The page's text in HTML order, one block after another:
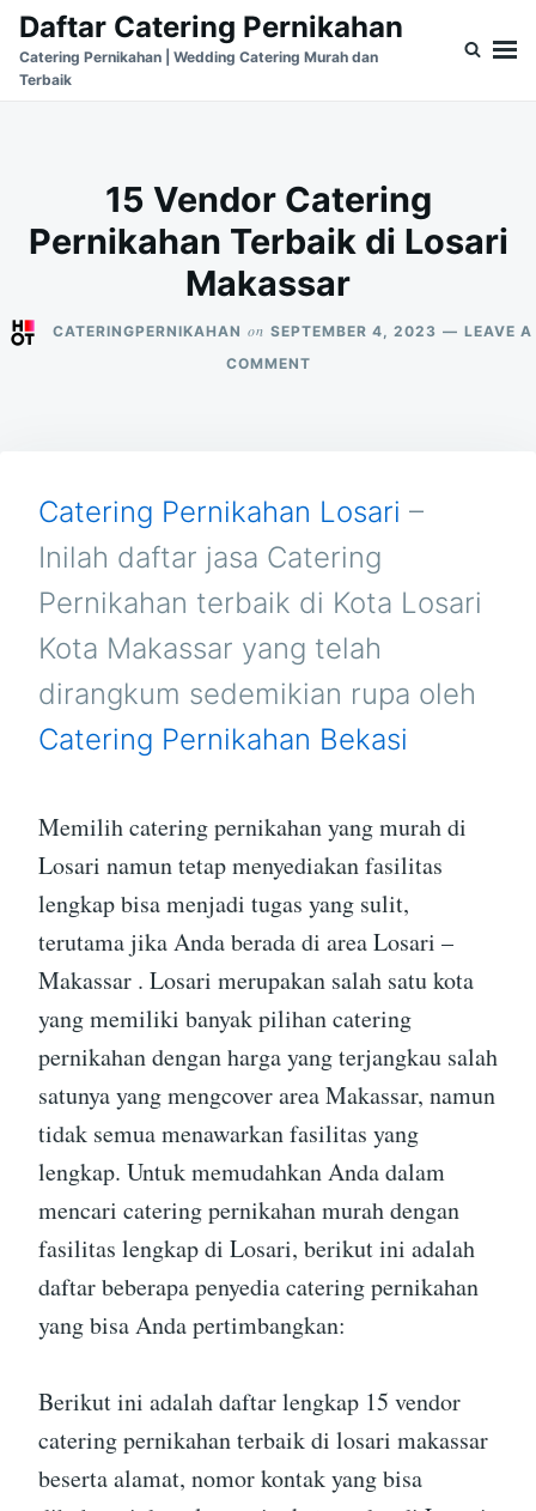
Skip
content
Search
for:
Daftar Catering Pernikahan
Catering Pernikahan | Wedding Catering Murah dan
Terbaik
15 Vendor Catering
Pernikahan Terbaik di Losari
Makassar
CATERINGPERNIKAHAN on SEPTEMBER 4, 2023
LEAVE A
COMMENTON
DI
LOSARI
MAKASSAR
Catering Pernikahan Losari –
Inilah daftar jasa Catering
Pernikahan terbaik di Kota Losari
Kota Makassar yang telah
dirangkum sedemikian rupa oleh
Catering Pernikahan Bekasi
Memilih catering pernikahan yang murah di
Losari namun tetap menyediakan fasilitas
lengkap bisa menjadi tugas yang sulit,
terutama jika Anda berada di area Losari –
Makassar . Losari merupakan salah satu kota
yang memiliki banyak pilihan catering
pernikahan dengan harga yang terjangkau salah
satunya yang mengcover area Makassar, namun
tidak semua menawarkan fasilitas yang
lengkap. Untuk memudahkan Anda dalam
mencari catering pernikahan murah dengan
fasilitas lengkap di Losari, berikut ini adalah
daftar beberapa penyedia catering pernikahan
yang bisa Anda pertimbangkan:
Berikut ini adalah daftar lengkap 15 vendor
catering pernikahan terbaik di losari makassar
beserta alamat, nomor kontak yang bisa